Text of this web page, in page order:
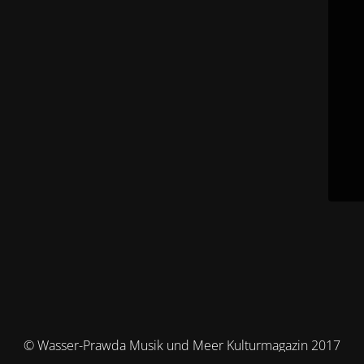
© Wasser-Prawda Musik und Meer Kulturmagazin 2017